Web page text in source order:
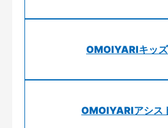
OMOIYARIキッ
OMOIYARIアシス